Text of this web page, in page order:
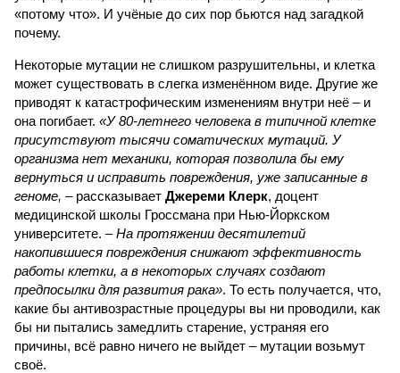
«потому что». И учёные до сих пор бьются над загадкой
почему.
Некоторые мутации не слишком разрушительны, и клетка
может существовать в слегка изменённом виде. Другие же
приводят к катастрофическим изменениям внутри неё – и
она погибает. «У 80-летнего человека в типичной клетке
присутствуют тысячи соматических мутаций. У
организма нет механики, которая позволила бы ему
вернуться и исправить повреждения, уже записанные в
геноме, – рассказывает Джереми Клерк, доцент
медицинской школы Гроссмана при Нью-Йоркском
университете. – На протяжении десятилетий
накопившиеся повреждения снижают эффективность
работы клетки, а в некоторых случаях создают
предпосылки для развития рака». То есть получается, что,
какие бы антивозрастные процедуры вы ни проводили, как
бы ни пытались замедлить старение, устраняя его
причины, всё равно ничего не выйдет – мутации возьмут
своё.